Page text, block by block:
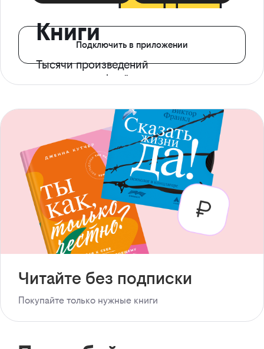
Книги
Тысячи произведений
с доступом офлайн
Подключить в приложении
Читайте без подписки
Покупайте только нужные книги